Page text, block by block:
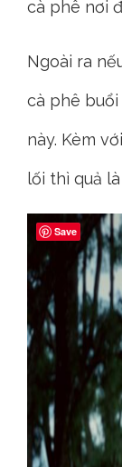
cà phê nơi
Ngoài ra
cà phê
này. Kèm
lối thì quả là
Save